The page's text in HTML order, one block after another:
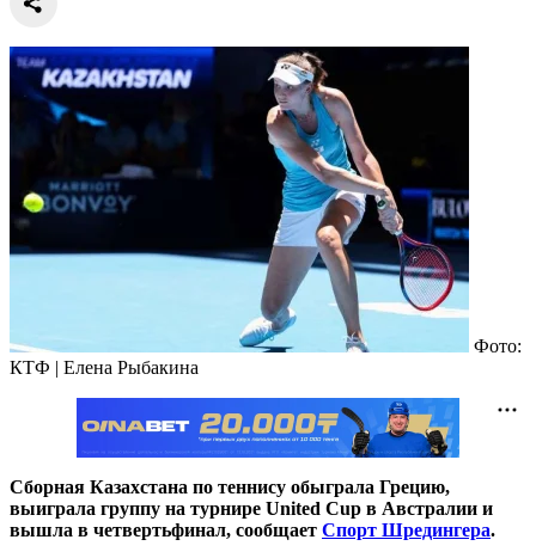
Фото:
КТФ | Елена Рыбакина
Сборная Казахстана по теннису обыграла Грецию,
выиграла группу на турнире United Cup в Австралии и
вышла в четвертьфинал, сообщает Спорт Шредингера.